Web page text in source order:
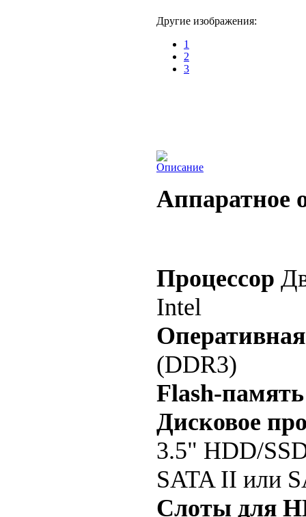
Другие изображения:
1
2
3
Описание
Аппаратное
Процессор
Intel
(DDR3)
Flash-память
Дисковое
3.5" HDD/
SATA II или
Слоты для